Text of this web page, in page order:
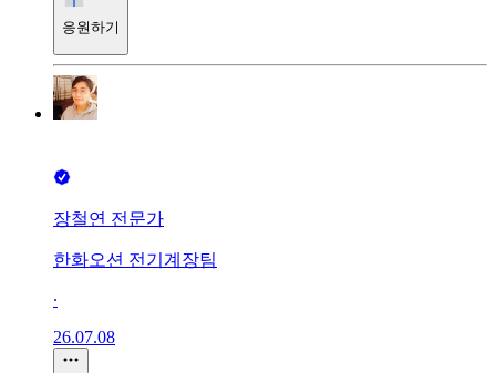
응원하기
장철연 전문가
한화오션 전기계장팀
∙
26.07.08